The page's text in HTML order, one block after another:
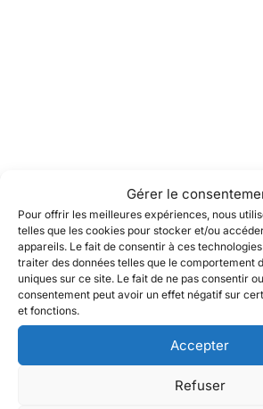
Gérer le
Pour offrir les meilleures expériences, nous
telles que les cookies pour stocker et/ou
appareils. Le fait de consentir à ces
traiter des données telles que le comportement
uniques sur ce site. Le fait de ne pas consentir
consentement peut avoir un effet négatif sur
et fonctions.
Accepter
Refuser